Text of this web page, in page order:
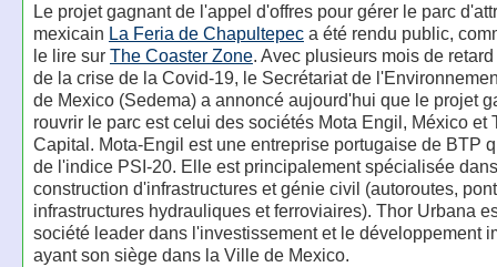
Le projet gagnant de l'appel d'offres pour gérer le parc
mexicain La Feria de Chapultepeca été rendu public,
le lire sur The Coaster Zone. Avec plusieurs mois de
de la crise de la Covid-19, le Secrétariat de
de Mexico (Sedema) a annoncé aujourd'hui que le projet
rouvrir le parc est celui des sociétés Mota Engil, México et
Capital. Mota-Engil est une entreprise portugaise de BTP
de l'indice PSI-20. Elle est principalement spécialisée
construction d'infrastructures et génie civil (autoroutes,
infrastructures hydrauliques et ferroviaires). Thor Urbana
société leader dans l'investissement et le développement
ayant son siège dans la Ville de Mexico.